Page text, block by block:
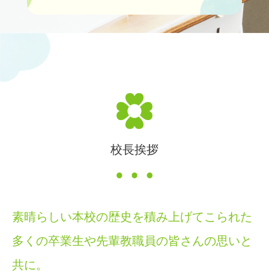
校長挨拶
素晴らしい本校の歴史を積み上げてこられた
多くの卒業生や先輩教職員の皆さんの思いと
共に。